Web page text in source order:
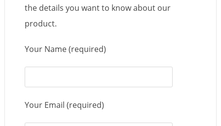
the details you want to know about our
product.
Your Name (required)
Your Email (required)